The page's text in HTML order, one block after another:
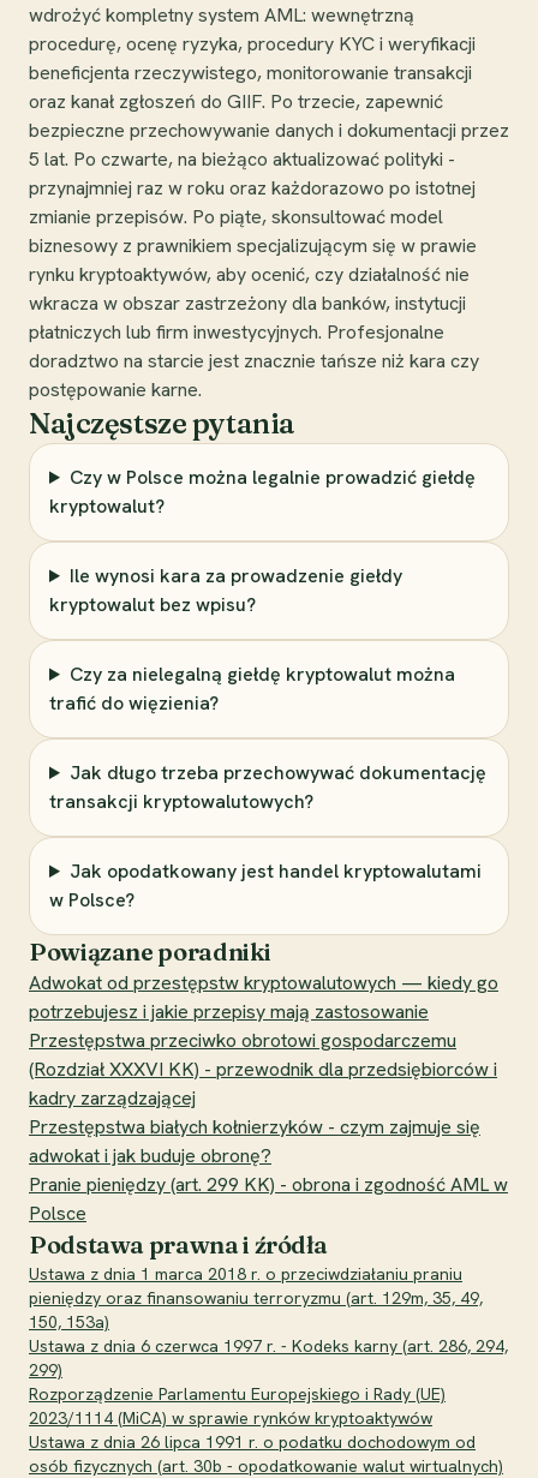
wdrożyć kompletny system AML: wewnętrzną
procedurę, ocenę ryzyka, procedury KYC i weryfikacji
beneficjenta rzeczywistego, monitorowanie transakcji
oraz kanał zgłoszeń do GIIF. Po trzecie, zapewnić
bezpieczne przechowywanie danych i dokumentacji przez
5 lat. Po czwarte, na bieżąco aktualizować polityki -
przynajmniej raz w roku oraz każdorazowo po istotnej
zmianie przepisów. Po piąte, skonsultować model
biznesowy z prawnikiem specjalizującym się w prawie
rynku kryptoaktywów, aby ocenić, czy działalność nie
wkracza w obszar zastrzeżony dla banków, instytucji
płatniczych lub firm inwestycyjnych. Profesjonalne
doradztwo na starcie jest znacznie tańsze niż kara czy
postępowanie karne.
Najczęstsze pytania
Czy w Polsce można legalnie prowadzić giełdę
kryptowalut?
Ile wynosi kara za prowadzenie giełdy
kryptowalut bez wpisu?
Czy za nielegalną giełdę kryptowalut można
trafić do więzienia?
Jak długo trzeba przechowywać dokumentację
transakcji kryptowalutowych?
Jak opodatkowany jest handel kryptowalutami
w Polsce?
Powiązane poradniki
Adwokat od przestępstw kryptowalutowych — kiedy go
potrzebujesz i jakie przepisy mają zastosowanie
Przestępstwa przeciwko obrotowi gospodarczemu
(Rozdział XXXVI KK) - przewodnik dla przedsiębiorców i
kadry zarządzającej
Przestępstwa białych kołnierzyków - czym zajmuje się
adwokat i jak buduje obronę?
Pranie pieniędzy (art. 299 KK) - obrona i zgodność AML w
Polsce
Podstawa prawna i źródła
Ustawa z dnia 1 marca 2018 r. o przeciwdziałaniu praniu
pieniędzy oraz finansowaniu terroryzmu (art. 129m, 35, 49,
150, 153a)
Ustawa z dnia 6 czerwca 1997 r. - Kodeks karny (art. 286, 294,
299)
Rozporządzenie Parlamentu Europejskiego i Rady (UE)
2023/1114 (MiCA) w sprawie rynków kryptoaktywów
Ustawa z dnia 26 lipca 1991 r. o podatku dochodowym od
osób fizycznych (art. 30b - opodatkowanie walut wirtualnych)